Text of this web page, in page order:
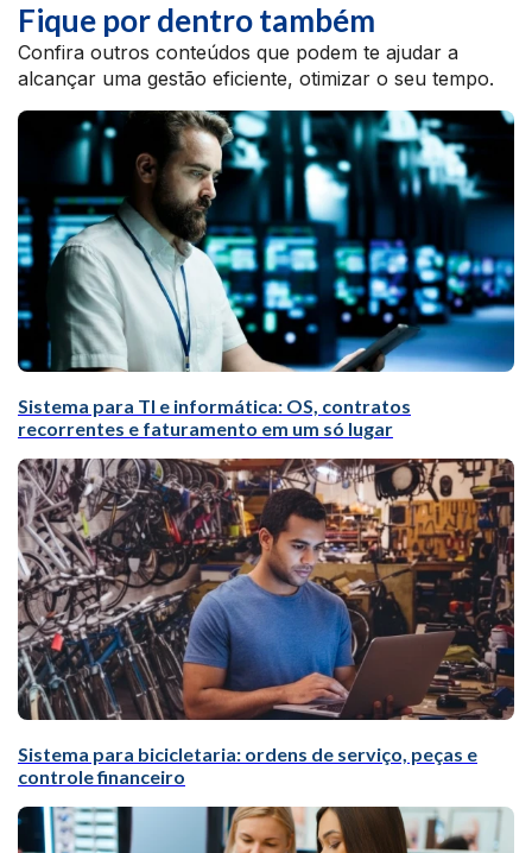
Fique por dentro também
Confira outros conteúdos que podem te ajudar a
alcançar uma gestão eficiente, otimizar o seu tempo.
Sistema para TI e informática: OS, contratos
recorrentes e faturamento em um só lugar
Sistema para bicicletaria: ordens de serviço, peças e
controle financeiro